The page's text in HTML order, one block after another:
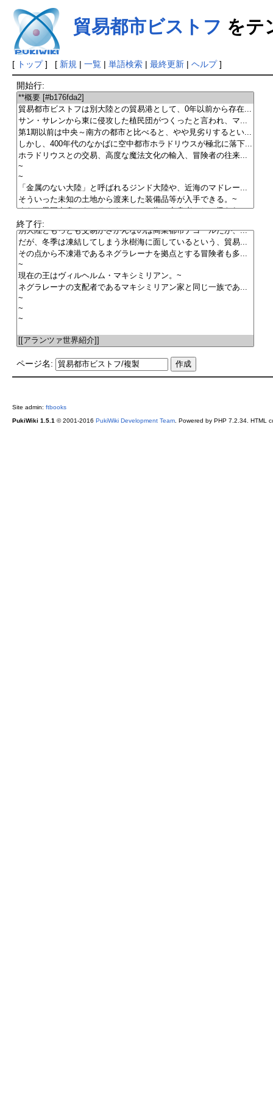
貿易都市ビストフ をテ
[ トップ] [ 新規 | 一覧| 単語検索| 最終更新| ヘルプ]
開始行:
終了行:
ページ名:
Site admin: ftbooks
PukiWiki 1.5.1 © 2001-2016 PukiWiki Development Team. Powered by PHP 7.2.34. HTML